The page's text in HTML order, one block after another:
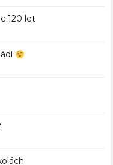
120 let